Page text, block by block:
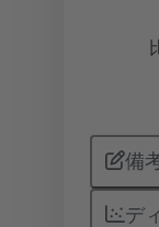
備
デ